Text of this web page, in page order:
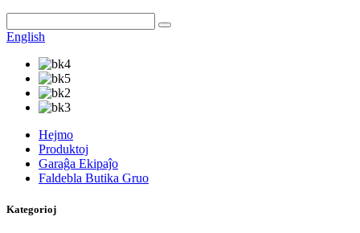
English
Hejmo
Produktoj
Garaĝa Ekipaĵo
Faldebla Butika Gruo
Kategorioj